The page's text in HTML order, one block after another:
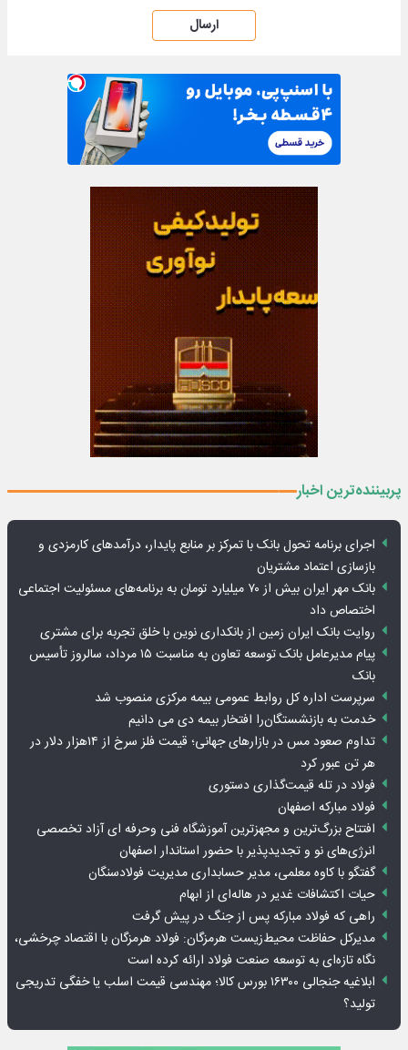
ارسال
پربیننده‌ترین اخبار
اجرای برنامه تحول بانک با تمرکز بر منابع پایدار، درآمدهای کارمزدی و
بازسازی اعتماد مشتریان
بانک مهر ایران بیش از ۷۰ میلیارد تومان به برنامه‌های مسئولیت اجتماعی
اختصاص داد
روایت بانک ایران زمین از بانکداری نوین با خلق تجربه برای مشتری
پیام مدیرعامل بانک توسعه تعاون به مناسبت ۱۵ مرداد، سالروز تأسیس
بانک
سرپرست اداره کل روابط عمومی بیمه مرکزی منصوب شد
خدمت به بازنشستگان‌را افتخار بیمه دی می دانیم
تداوم صعود مس در بازارهای جهانی؛ قیمت فلز سرخ از ۱۴هزار دلار در
هر تن عبور کرد
فولاد در تله قیمت‌گذاری دستوری
فولاد مبارکه اصفهان
افتتاح بزرگ‌ترین و مجهزترین آموزشگاه فنی وحرفه ای آزاد تخصصی
انرژی‌های نو و تجدیدپذیر با حضور استاندار اصفهان
گفتگو با کاوه معلمی، مدیر حسابداری مدیریت فولادسنگان
حیات اکتشافات غدیر در هاله‌ای از ابهام
راهی که فولاد مبارکه پس از جنگ در پیش گرفت
مدیرکل حفاظت محیط‌زیست هرمزگان: فولاد هرمزگان با اقتصاد چرخشی،
نگاه تازه‌ای به توسعه صنعت فولاد ارائه کرده است
ابلاغیه جنجالی ۱۶۳۰۰ بورس کالا؛ مهندسی قیمت اسلب یا خفگی تدریجی
تولید؟